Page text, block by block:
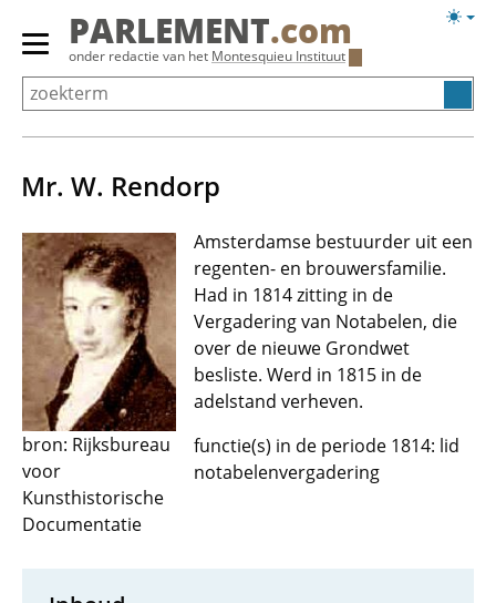
Overslaan
Primair
menu
tonen/verbergen
PARLEMENT.com
onder redactie van het Montesquieu Instituut
Mr. W. Rendorp
bron: Rijksbureau
voor
Kunsthistorische
Documentatie
Amsterdamse bestuurder uit een
regenten- en brouwersfamilie.
Had in 1814 zitting in de
Vergadering van Notabelen, die
over de nieuwe Grondwet
besliste. Werd in 1815 in de
adelstand verheven.
functie(s) in de periode 1814: lid
notabelenvergadering